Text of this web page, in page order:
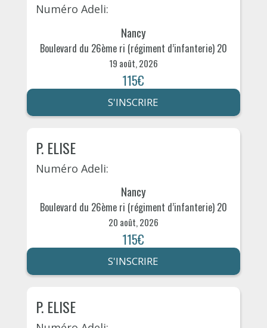
Numéro Adeli:
Nancy
Boulevard du 26ème ri (régiment d’infanterie) 20
19 août, 2026
115€
S'INSCRIRE
P. ELISE
Numéro Adeli:
Nancy
Boulevard du 26ème ri (régiment d’infanterie) 20
20 août, 2026
115€
S'INSCRIRE
P. ELISE